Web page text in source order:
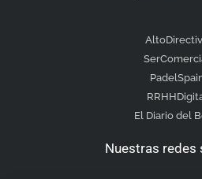
El Diario del
Nuestras redes